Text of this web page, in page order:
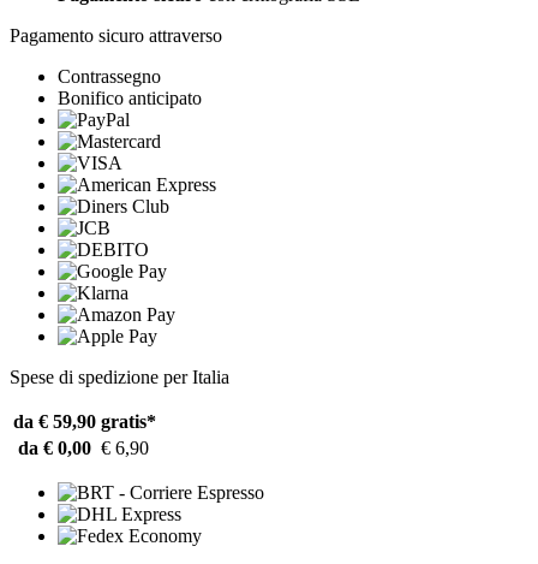
Pagamento sicuro attraverso
Contrassegno
Bonifico anticipato
Spese di spedizione per Italia
da € 59,90 gratis*
da € 0,00 € 6,90